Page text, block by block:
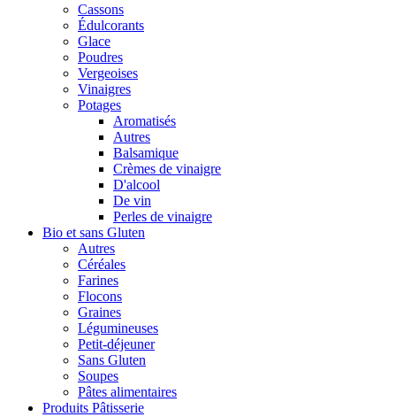
Cassons
Édulcorants
Glace
Poudres
Vergeoises
Vinaigres
Potages
Aromatisés
Autres
Balsamique
Crèmes de vinaigre
D'alcool
De vin
Perles de vinaigre
Bio et sans Gluten
Autres
Céréales
Farines
Flocons
Graines
Légumineuses
Petit-déjeuner
Sans Gluten
Soupes
Pâtes alimentaires
Produits Pâtisserie